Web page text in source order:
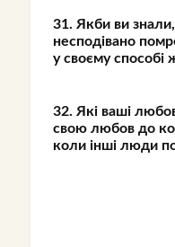
31. Якби ви
несподівано
у своєму способі
32. Які ваші
свою любов до
коли інші люди